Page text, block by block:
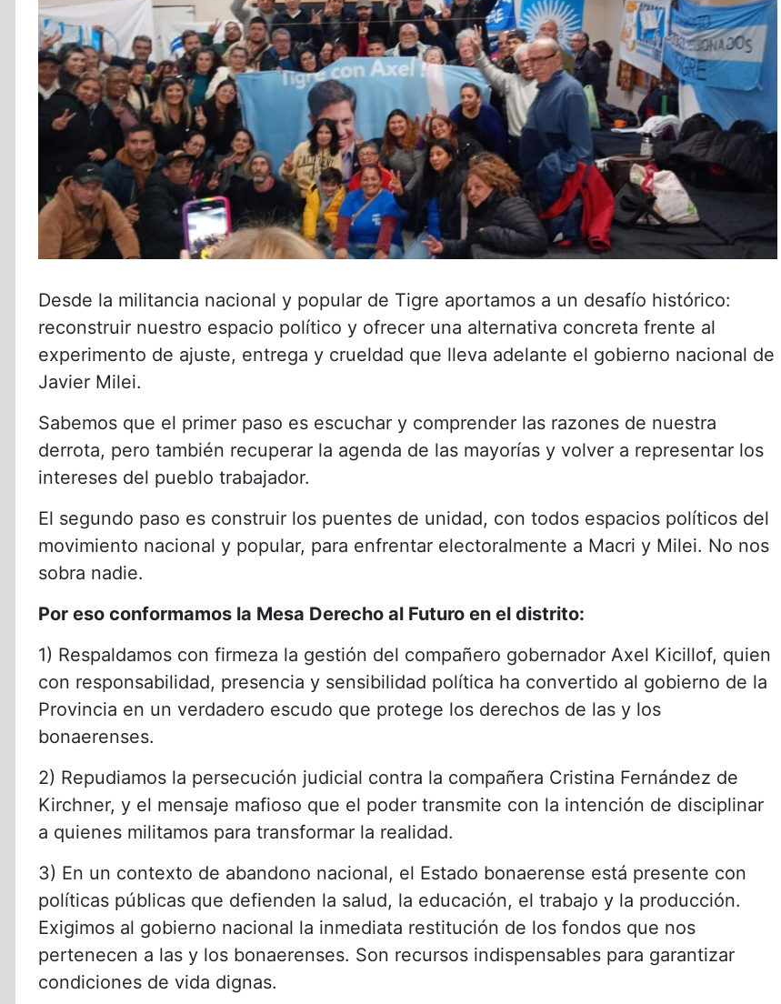
Desde la militancia nacional y popular de Tigre aportamos a un desafío histórico:
reconstruir nuestro espacio político y ofrecer una alternativa concreta frente al
experimento de ajuste, entrega y crueldad que lleva adelante el gobierno nacional de
Javier Milei.
Sabemos que el primer paso es escuchar y comprender las razones de nuestra
derrota, pero también recuperar la agenda de las mayorías y volver a representar los
intereses del pueblo trabajador.
El segundo paso es construir los puentes de unidad, con todos espacios políticos del
movimiento nacional y popular, para enfrentar electoralmente a Macri y Milei. No nos
sobra nadie.
Por eso conformamos la Mesa Derecho al Futuro en el distrito:
1) Respaldamos con firmeza la gestión del compañero gobernador Axel Kicillof, quien
con responsabilidad, presencia y sensibilidad política ha convertido al gobierno de la
Provincia en un verdadero escudo que protege los derechos de las y los
bonaerenses.
2) Repudiamos la persecución judicial contra la compañera Cristina Fernández de
Kirchner, y el mensaje mafioso que el poder transmite con la intención de disciplinar
a quienes militamos para transformar la realidad.
3) En un contexto de abandono nacional, el Estado bonaerense está presente con
políticas públicas que defienden la salud, la educación, el trabajo y la producción.
Exigimos al gobierno nacional la inmediata restitución de los fondos que nos
pertenecen a las y los bonaerenses. Son recursos indispensables para garantizar
condiciones de vida dignas.